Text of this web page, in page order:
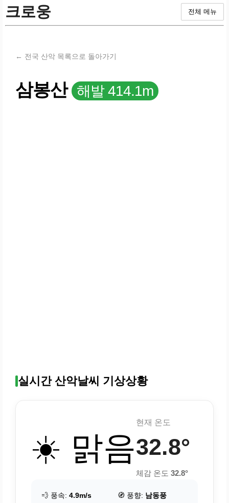
크로웅 전체 메뉴
← 전국 산악 목록으로 돌아가기
삼봉산 해발 414.1m
실시간 산악날씨 기상상황
☀️ 맑음
현재 온도
32.8°
체감 온도 32.8°
💨 풍속: 4.9m/s 🧭 풍향: 남동풍